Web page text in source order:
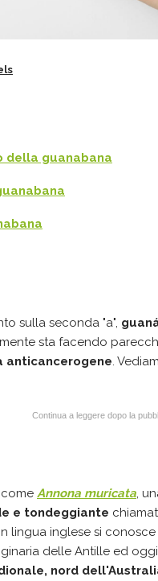
della guanabana
sulla seconda "a",
sta facendo
anticancerogene.
Continua a leggere dopo la
Annona muricata,
e tondeggiante
lingua inglese si
delle Antille ed
nord